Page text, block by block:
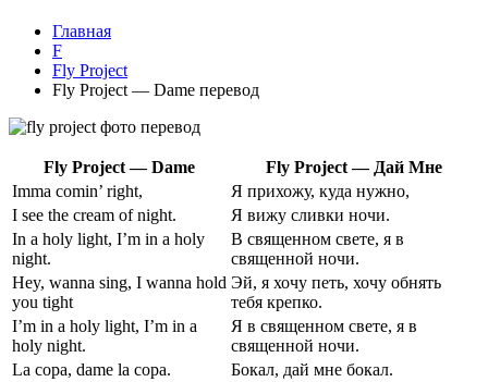
Главная
F
Fly Project
Fly Project — Dame перевод
Fly Project — Dame
Fly Project — Дай Мне
Imma comin’ right,
Я прихожу, куда нужно,
I see the cream of night.
Я вижу сливки ночи.
In a holy light, I’m in a holy
night.
В священном свете, я в
священной ночи.
Hey, wanna sing, I wanna hold
you tight
Эй, я хочу петь, хочу обнять
тебя крепко.
I’m in a holy light, I’m in a
holy night.
Я в священном свете, я в
священной ночи.
La copa, dame la copa.
Бокал, дай мне бокал.